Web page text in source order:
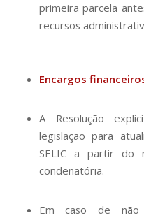
primeira parcela
recursos
Encargos
A Resolução
legislação para
SELIC a partir do
condenatória.
Em caso de não